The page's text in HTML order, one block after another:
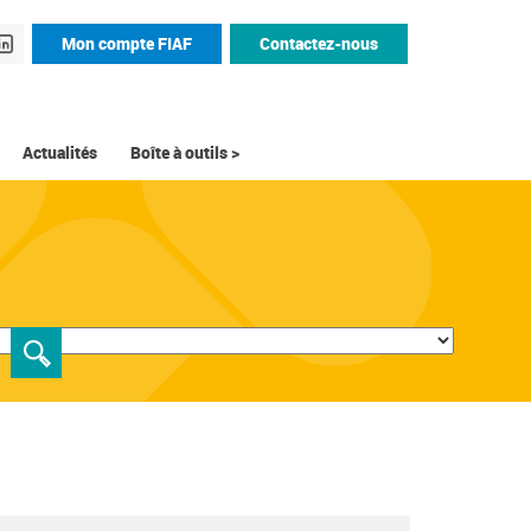
Mon compte FIAF Contactez-nous
Actualités Boîte à outils >